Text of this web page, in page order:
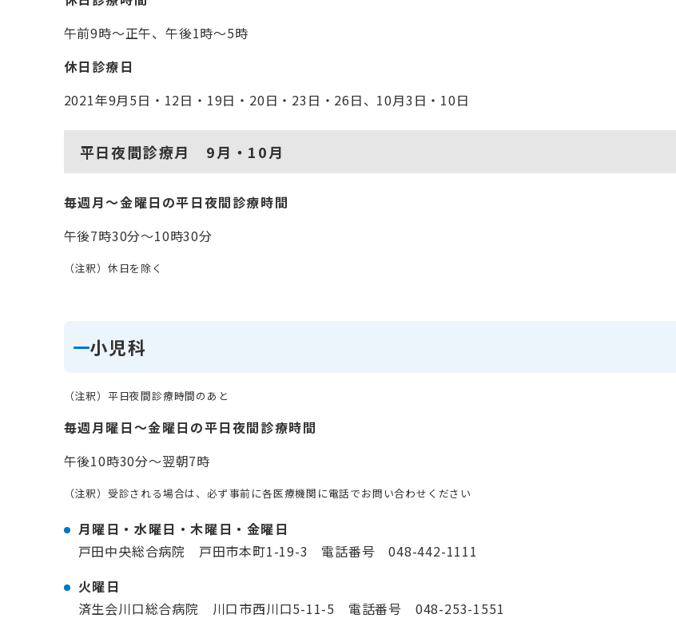
午前9時～正午、午後1時～5時
休日診療日
2021年9月5日・12日・19日・20日・23日・26日、10月3日・10日
平日夜間診療月 9月・10月
毎週月～金曜日の平日夜間診療時間
午後7時30分～10時30分
（注釈）休日を除く
小児科
（注釈）平日夜間診療時間のあと
毎週月曜日～金曜日の平日夜間診療時間
午後10時30分～翌朝7時
（注釈）受診される場合は、必ず事前に各医療機関に電話でお問い合わせください
月曜日・水曜日・木曜日・金曜日
戸田中央総合病院 戸田市本町1-19-3 電話番号 048-442-1111
火曜日
済生会川口総合病院 川口市西川口5-11-5 電話番号 048-253-1551